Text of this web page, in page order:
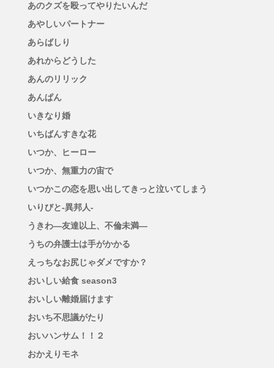
あのクズを殴ってやりたいんだ
あやしいパートナー
あらばしり
あれからどうした
あんのリリック
あんぱん
いきなり婚
いちばんすきな花
いつか、ヒーロー
いつか、無重力の宙で
いつかこの恋を思い出してきっと泣いてしまう
いりびと-異邦人-
うきわ―友達以上、不倫未満―
うちの弁護士は手がかかる
えっちなお尻じゃダメですか？
おいしい給食 season3
おいしい離婚届けます
おいち不思議がたり
おいハンサム！！２
おかえりモネ